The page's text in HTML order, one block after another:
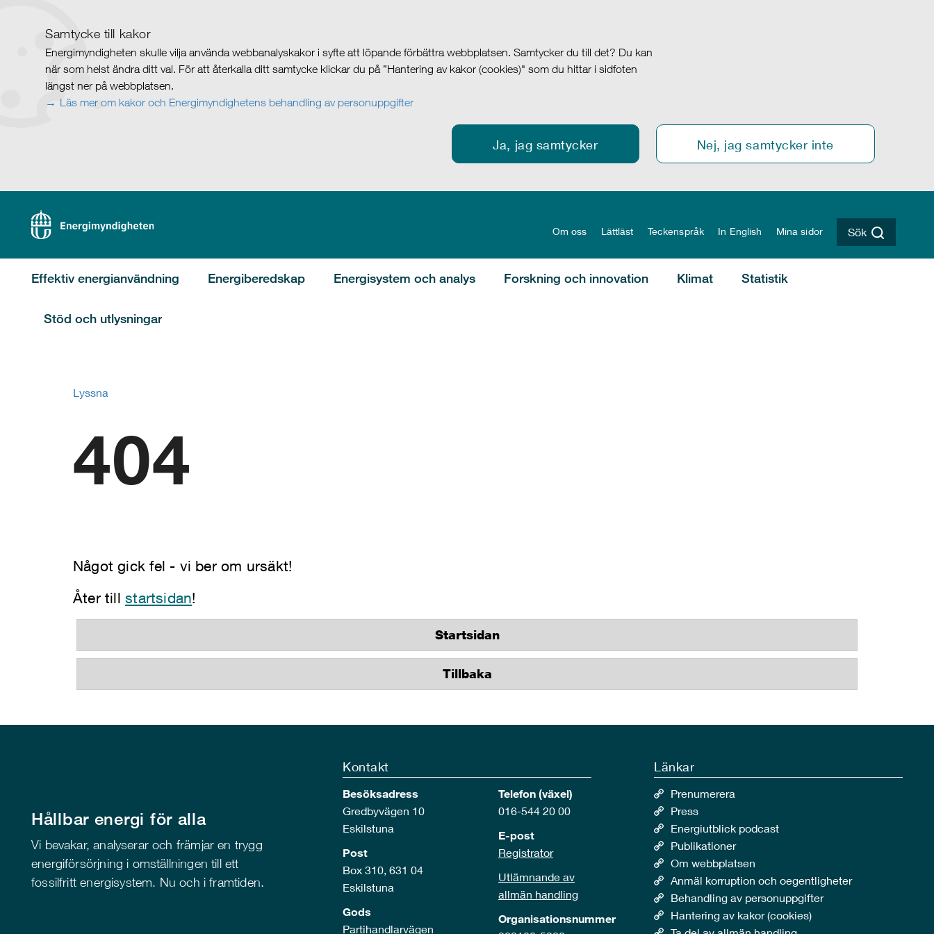
Samtycke till kakor
Energimyndigheten skulle vilja använda webbanalyskakor i syfte att löpande förbättra webbplatsen. Samtycker du till det? Du kan
när som helst ändra ditt val. För att återkalla ditt samtycke klickar du på ”Hantering av kakor (cookies)" som du hittar i sidfoten
längst ner på webbplatsen.
Läs mer om kakor och Energimyndighetens behandling av personuppgifter
Ja, jag samtycker Nej, jag samtycker inte
Om oss Lättläst Teckenspråk In English Mina sidor Sök
Effektiv energianvändning Energiberedskap Energisystem och analys Forskning och innovation Klimat Statistik
Stöd och utlysningar
Lyssna
404
Något gick fel - vi ber om ursäkt!
Åter tillstartsidan!
Startsidan
Tillbaka
Hållbar energi för alla
Vi bevakar, analyserar och främjar en trygg
energiförsörjning i omställningen till ett
fossilfritt energisystem. Nu och i framtiden.
Kontakt
Besöksadress
Gredbyvägen 10
Eskilstuna
Post
Box 310, 631 04
Eskilstuna
Gods
Partihandlarvägen
Telefon (växel)
016-544 20 00
E-post
Registrator
Utlämnande av
allmän handling
Organisationsnummer
Länkar
Prenumerera
Press
Energiutblick podcast
Publikationer
Om webbplatsen
Anmäl korruption och oegentligheter
Behandling av personuppgifter
Hantering av kakor (cookies)